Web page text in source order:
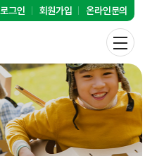
로그인 회원가입 온라인문의